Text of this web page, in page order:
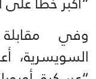
وفي